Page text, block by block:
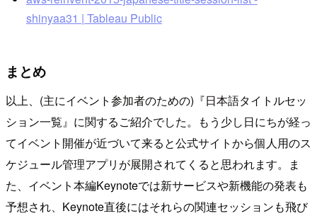
shinyaa31 | Tableau Public
まとめ
以上、(主にイベント参加者のための)『日本語タイトルセッ
ション一覧』に関するご紹介でした。もう少し日にちが経っ
てイベント開催が近づいて来ると公式サイトから個人用のス
ケジュール管理アプリが展開されてくると思われます。ま
た、イベント本編Keynoteでは新サービスや新機能の発表も
予想され、Keynote直後にはそれらの関連セッションも飛び